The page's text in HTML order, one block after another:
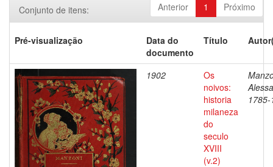
Anterior 1 Próximo
Conjunto de itens:
Pré-visualização
Data do
documento
Título
1902
Os
noivos:
historia
milaneza
do
seculo
XVIII
(v.2)